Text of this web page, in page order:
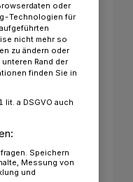
oder
Technologien für
nicht mehr so
zu ändern oder
Rand der
finden Sie in
a DSGVO auch
Speichern
Messung von
und